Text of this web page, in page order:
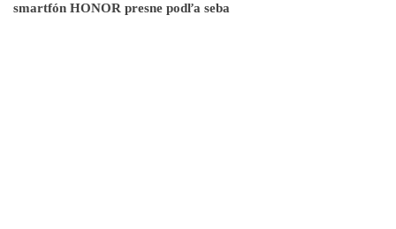
smartfón HONOR presne podľa seba